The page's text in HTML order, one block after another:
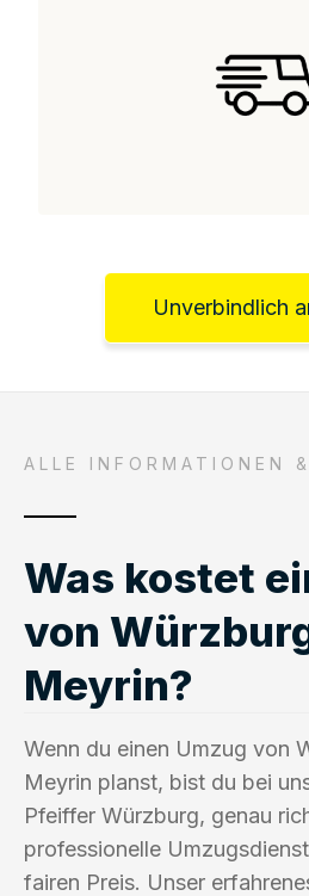
Unverbindlich
ALLE INFORMATIONEN
Was kostet
von
Meyrin?
Wenn du einen Umzug von
Meyrin planst, bist du bei
Pfeiffer Würzburg, genau
professionelle
fairen Preis. Unser